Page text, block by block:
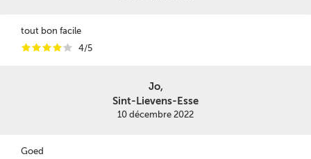
tout bon facile
iiiii 4/5
Jo,
Sint-Lievens-Esse
10 décembre 2022
Goed